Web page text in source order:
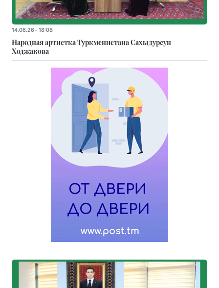
14.06.26 - 18:08
Народная артистка Туркменистана Сахыдурсун
Ходжакова